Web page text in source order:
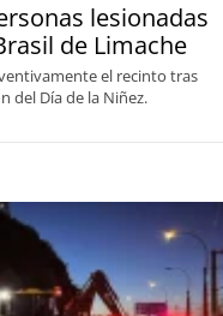
lesionadas
de Limache
el recinto tras
del Día de la Niñez.